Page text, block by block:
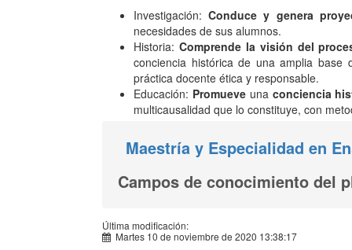
Investigación:Conduce y genera
necesidades de sus alumnos.
Historia: Comprende la visión del
conciencia histórica de una amplia
práctica docente ética y responsable.
Educación: Promueveuna conciencia
multicausalidad que lo constituye, con
Maestría y Especialidad en
Campos de conocimiento del
Última modificación:
Martes 10 de noviembre de 2020 13:38:17